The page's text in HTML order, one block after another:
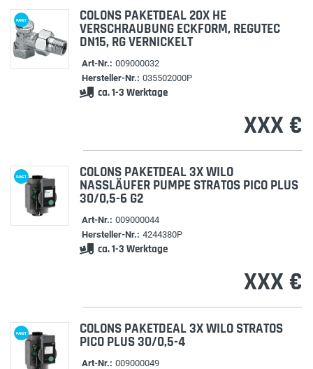
PAKET COLONS PAKETDEAL 20X HE
VERSCHRAUBUNG ECKFORM, REGUTEC
DN15, RG VERNICKELT
Art-Nr.: 009000032
Hersteller-Nr.: 035502000P
ca. 1-3 Werktage
XXX €
PAKET COLONS PAKETDEAL 3X WILO
NASSLÄUFER PUMPE STRATOS PICO PLUS
30/0,5-6 G2
Art-Nr.: 009000044
Hersteller-Nr.: 4244380P
ca. 1-3 Werktage
XXX €
PAKET COLONS PAKETDEAL 3X WILO STRATOS
PICO PLUS 30/0,5-4
Art-Nr.: 009000049